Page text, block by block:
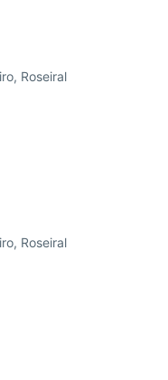
Roseiral
Roseiral